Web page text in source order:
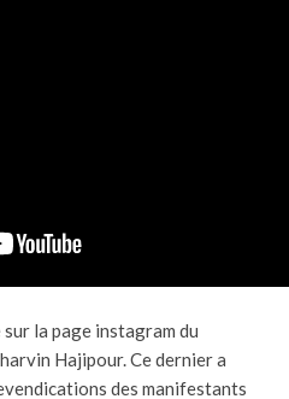
sur la page instagram du
Hajipour. Ce dernier a
des manifestants